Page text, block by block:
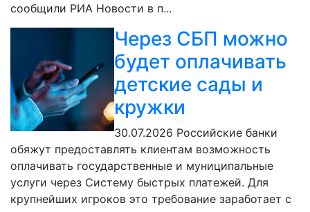
сообщили РИА Новости в п...
Через СБП можно
будет оплачивать
детские сады и
кружки
30.07.2026 Российские банки
обяжут предоставлять клиентам возможность
оплачивать государственные и муниципальные
услуги через Систему быстрых платежей. Для
крупнейших игроков это требование заработает с